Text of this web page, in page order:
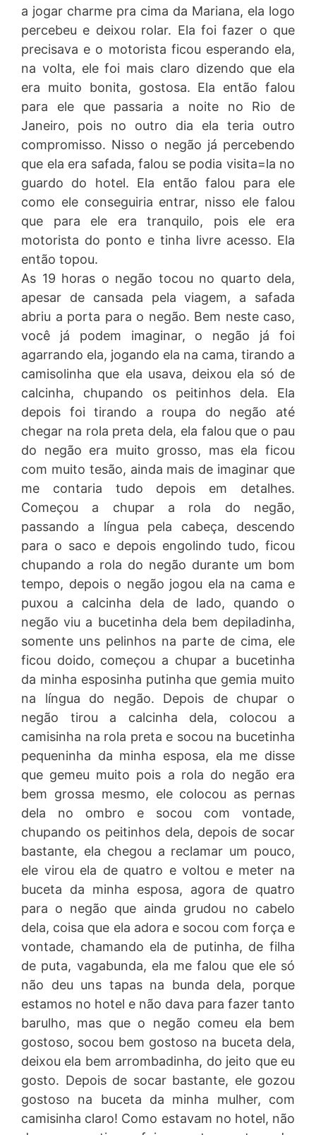
a jogar charme pra cima da Mariana, ela logo
percebeu e deixou rolar. Ela foi fazer o que
precisava e o motorista ficou esperando ela,
na volta, ele foi mais claro dizendo que ela
era muito bonita, gostosa. Ela então falou
para ele que passaria a noite no Rio de
Janeiro, pois no outro dia ela teria outro
compromisso. Nisso o negão já percebendo
que ela era safada, falou se podia visita=la no
guardo do hotel. Ela então falou para ele
como ele conseguiria entrar, nisso ele falou
que para ele era tranquilo, pois ele era
motorista do ponto e tinha livre acesso. Ela
então topou.
As 19 horas o negão tocou no quarto dela,
apesar de cansada pela viagem, a safada
abriu a porta para o negão. Bem neste caso,
você já podem imaginar, o negão já foi
agarrando ela, jogando ela na cama, tirando a
camisolinha que ela usava, deixou ela só de
calcinha, chupando os peitinhos dela. Ela
depois foi tirando a roupa do negão até
chegar na rola preta dela, ela falou que o pau
do negão era muito grosso, mas ela ficou
com muito tesão, ainda mais de imaginar que
me contaria tudo depois em detalhes.
Começou a chupar a rola do negão,
passando a língua pela cabeça, descendo
para o saco e depois engolindo tudo, ficou
chupando a rola do negão durante um bom
tempo, depois o negão jogou ela na cama e
puxou a calcinha dela de lado, quando o
negão viu a bucetinha dela bem depiladinha,
somente uns pelinhos na parte de cima, ele
ficou doido, começou a chupar a bucetinha
da minha esposinha putinha que gemia muito
na língua do negão. Depois de chupar o
negão tirou a calcinha dela, colocou a
camisinha na rola preta e socou na bucetinha
pequeninha da minha esposa, ela me disse
que gemeu muito pois a rola do negão era
bem grossa mesmo, ele colocou as pernas
dela no ombro e socou com vontade,
chupando os peitinhos dela, depois de socar
bastante, ela chegou a reclamar um pouco,
ele virou ela de quatro e voltou e meter na
buceta da minha esposa, agora de quatro
para o negão que ainda grudou no cabelo
dela, coisa que ela adora e socou com força e
vontade, chamando ela de putinha, de filha
de puta, vagabunda, ela me falou que ele só
não deu uns tapas na bunda dela, porque
estamos no hotel e não dava para fazer tanto
barulho, mas que o negão comeu ela bem
gostoso, socou bem gostoso na buceta dela,
deixou ela bem arrombadinha, do jeito que eu
gosto. Depois de socar bastante, ele gozou
gostoso na buceta da minha mulher, com
camisinha claro! Como estavam no hotel, não